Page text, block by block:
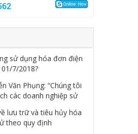
định mới tác động lớn
sử dụng hóa đơn điện
7/2018?
Văn Phụng: “Chúng tôi
các doanh nghiệp sử
điện tử"
lưu trữ và tiêu hủy hóa
theo quy định
không cần hóa đơn,
vẫn phải xuất